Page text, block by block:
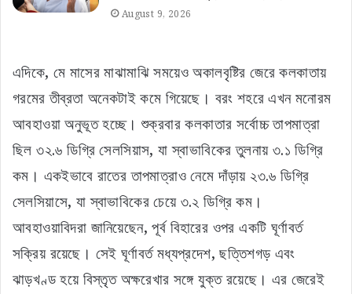
August 9, 2026
এদিকে, মে মাসের মাঝামাঝি সময়েও অকালবৃষ্টির জেরে কলকাতায়
গরমের তীব্রতা অনেকটাই কমে গিয়েছে। বরং শহরে এখন মনোরম
আবহাওয়া অনুভূত হচ্ছে। শুক্রবার কলকাতার সর্বোচ্চ তাপমাত্রা
ছিল ৩২.৬ ডিগ্রি সেলসিয়াস, যা স্বাভাবিকের তুলনায় ৩.১ ডিগ্রি
কম। একইভাবে রাতের তাপমাত্রাও নেমে দাঁড়ায় ২৩.৬ ডিগ্রি
সেলসিয়াসে, যা স্বাভাবিকের চেয়ে ৩.২ ডিগ্রি কম।
আবহাওয়াবিদরা জানিয়েছেন, পূর্ব বিহারের ওপর একটি ঘূর্ণাবর্ত
সক্রিয় রয়েছে। সেই ঘূর্ণাবর্ত মধ্যপ্রদেশ, ছত্তিশগড় এবং
ঝাড়খণ্ড হয়ে বিস্তৃত অক্ষরেখার সঙ্গে যুক্ত রয়েছে। এর জেরেই